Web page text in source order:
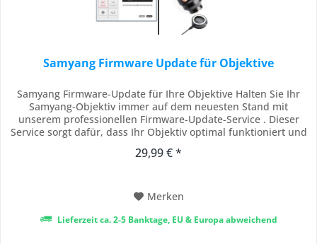
Samyang Firmware Update für Objektive
Samyang Firmware-Update für Ihre Objektive Halten Sie Ihr
Samyang-Objektiv immer auf dem neuesten Stand mit
unserem professionellen Firmware-Update-Service . Dieser
Service sorgt dafür, dass Ihr Objektiv optimal funktioniert und
erhält. Vertrauen Sie auf unsere Expertise, um die Leistung
29,99 € *
Merken
Lieferzeit ca. 2-5 Banktage, EU & Europa abweichend